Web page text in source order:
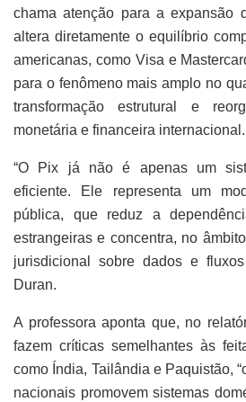
chama atenção para a expansão
altera diretamente o equilíbrio
americanas, como Visa e
para o fenômeno mais amplo no
transformação estrutural e
monetária e financeira internacional.
“O Pix já não é apenas um
eficiente. Ele representa um
pública, que reduz a
estrangeiras e concentra, no
jurisdicional sobre dados e fluxos
Duran.
A professora aponta que, no
fazem críticas semelhantes às
como Índia, Tailândia e Paquistão,
nacionais promovem sistemas